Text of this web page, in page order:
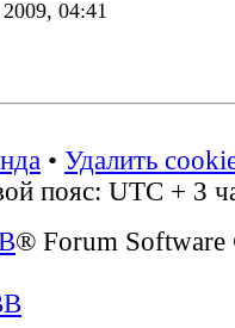
04:41
• Удалить
пояс: UTC + 3
® Forum